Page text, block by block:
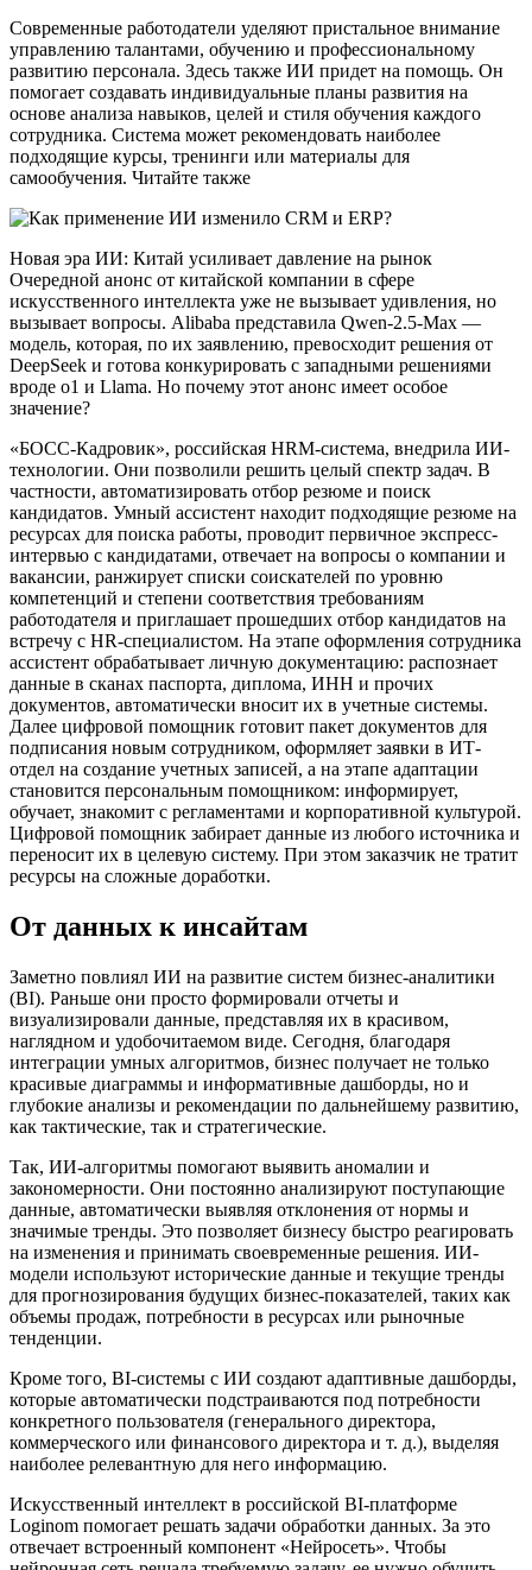
Современные работодатели уделяют пристальное внимание
управлению талантами, обучению и профессиональному
развитию персонала. Здесь также ИИ придет на помощь. Он
помогает создавать индивидуальные планы развития на
основе анализа навыков, целей и стиля обучения каждого
сотрудника. Система может рекомендовать наиболее
подходящие курсы, тренинги или материалы для
самообучения. Читайте также
Новая эра ИИ: Китай усиливает давление на рынок
Очередной анонс от китайской компании в сфере
искусственного интеллекта уже не вызывает удивления, но
вызывает вопросы. Alibaba представила Qwen-2.5-Max —
модель, которая, по их заявлению, превосходит решения от
DeepSeek и готова конкурировать с западными решениями
вроде o1 и Llama. Но почему этот анонс имеет особое
значение?
«БОСС-Кадровик», российская HRM-система, внедрила ИИ-
технологии. Они позволили решить целый спектр задач. В
частности, автоматизировать отбор резюме и поиск
кандидатов. Умный ассистент находит подходящие резюме на
ресурсах для поиска работы, проводит первичное экспресс-
интервью с кандидатами, отвечает на вопросы о компании и
вакансии, ранжирует списки соискателей по уровню
компетенций и степени соответствия требованиям
работодателя и приглашает прошедших отбор кандидатов на
встречу с HR-специалистом. На этапе оформления сотрудника
ассистент обрабатывает личную документацию: распознает
данные в сканах паспорта, диплома, ИНН и прочих
документов, автоматически вносит их в учетные системы.
Далее цифровой помощник готовит пакет документов для
подписания новым сотрудником, оформляет заявки в ИТ-
отдел на создание учетных записей, а на этапе адаптации
становится персональным помощником: информирует,
обучает, знакомит с регламентами и корпоративной культурой.
Цифровой помощник забирает данные из любого источника и
переносит их в целевую систему. При этом заказчик не тратит
ресурсы на сложные доработки.
От данных к инсайтам
Заметно повлиял ИИ на развитие систем бизнес-аналитики
(BI). Раньше они просто формировали отчеты и
визуализировали данные, представляя их в красивом,
наглядном и удобочитаемом виде. Сегодня, благодаря
интеграции умных алгоритмов, бизнес получает не только
красивые диаграммы и информативные дашборды, но и
глубокие анализы и рекомендации по дальнейшему развитию,
как тактические, так и стратегические.
Так, ИИ-алгоритмы помогают выявить аномалии и
закономерности. Они постоянно анализируют поступающие
данные, автоматически выявляя отклонения от нормы и
значимые тренды. Это позволяет бизнесу быстро реагировать
на изменения и принимать своевременные решения. ИИ-
модели используют исторические данные и текущие тренды
для прогнозирования будущих бизнес-показателей, таких как
объемы продаж, потребности в ресурсах или рыночные
тенденции.
Кроме того, BI-системы с ИИ создают адаптивные дашборды,
которые автоматически подстраиваются под потребности
конкретного пользователя (генерального директора,
коммерческого или финансового директора и т. д.), выделяя
наиболее релевантную для него информацию.
Искусственный интеллект в российской BI-платформе
Loginom помогает решать задачи обработки данных. За это
отвечает встроенный компонент «Нейросеть». Чтобы